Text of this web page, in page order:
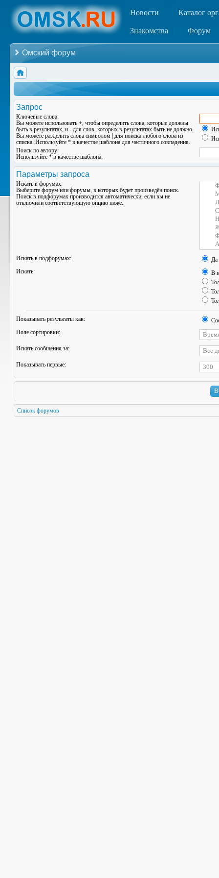
Новости Каталог
Знакомства Форум
Омский форум
Запрос
Ключевые слова:
Вы можете использовать +, чтобы определить слова, которые должны
быть в результатах, и - для слов, которых в результатах быть не должно.
Вы можете разделить слова символом для поиска любого слова из
списка. Используйте * в качестве шаблона для частичного совпадения.
Поиск по автору:
Используйте * в качестве шаблона.
Параметры запроса
Искать в форумах:
Выберите форум или форумы, в которых будет произведён поиск.
Поиск в подфорумах производится автоматически, если вы не
отключили соответствующую опцию ниже.
Искать в подфорумах:
Да
Искать:
В
Показывать результаты как:
Поле сортировки:
Искать сообщения за:
Показывать первые:
Список форумов